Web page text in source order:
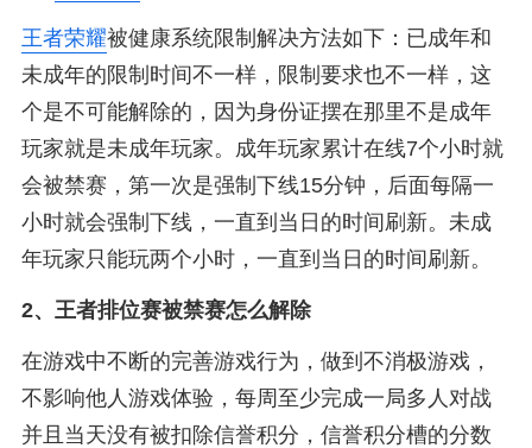
王者荣耀被健康系统限制解决方法如下：已成年和
未成年的限制时间不一样，限制要求也不一样，这
个是不可能解除的，因为身份证摆在那里不是成年
玩家就是未成年玩家。成年玩家累计在线7个小时就
会被禁赛，第一次是强制下线15分钟，后面每隔一
小时就会强制下线，一直到当日的时间刷新。未成
年玩家只能玩两个小时，一直到当日的时间刷新。
2、 王者排位赛被禁赛怎么解除
在游戏中不断的完善游戏行为，做到不消极游戏，
不影响他人游戏体验，每周至少完成一局多人对战
并且当天没有被扣除信誉积分，信誉积分槽的分数